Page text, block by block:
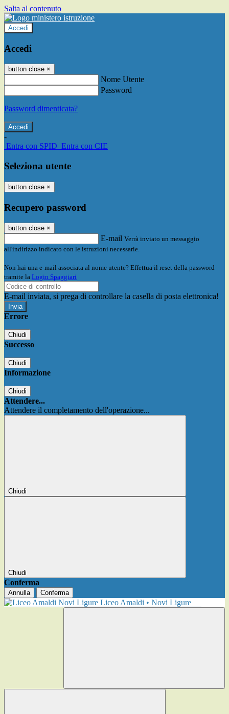
Salta al contenuto
Accedi
Accedi
button close ×
Nome Utente
Password
Password dimenticata?
-
Entra con SPID Entra con CIE
Seleziona utente
button close ×
Recupero password
button close ×
E-mail Verrà inviato un messaggio
all'indirizzo indicato con le istruzioni necessarie.
Non hai una e-mail associata al nome utente? Effettua il reset della password
tramite la Login Spaggiari
E-mail inviata, si prega di controllare la casella di posta elettronica!
Errore
Chiudi
Successo
Chiudi
Informazione
Chiudi
Attendere...
Attendere il completamento dell'operazione...
Chiudi
Chiudi
Conferma
Annulla Conferma
Liceo Amaldi • Novi Ligure